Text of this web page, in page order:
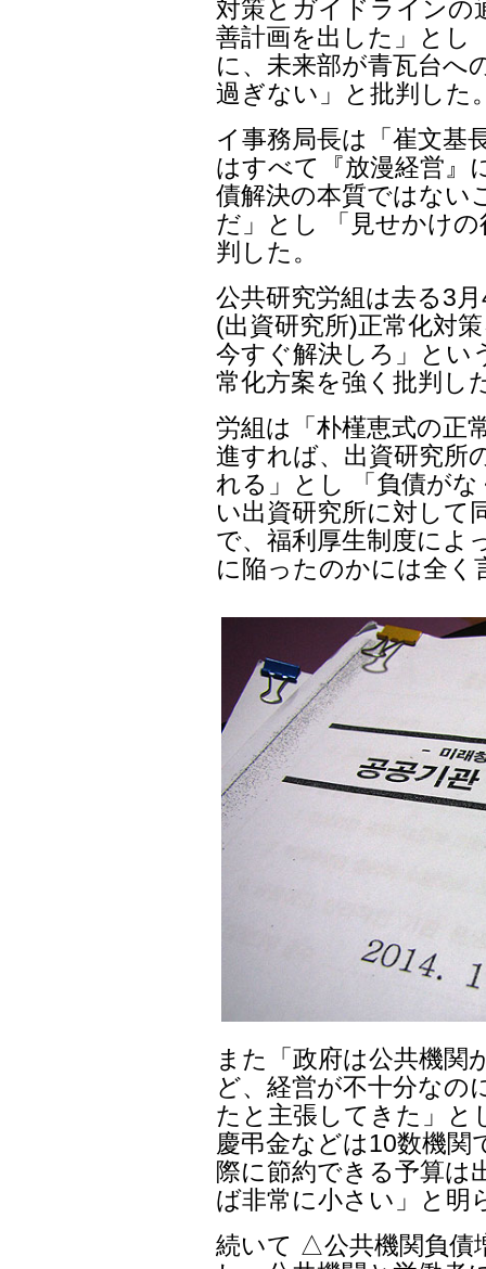
対策とガイドラインの
善計画を出した」とし
に、未来部が青瓦台へ
過ぎない」と批判した
イ事務局長は「崔文基
はすべて『放漫経営』
債解決の本質ではない
だ」とし 「見せかけ
判した。
公共研究労組は去る3
(出資研究所)正常化対
今すぐ解決しろ」とい
常化方案を強く批判し
労組は「朴槿恵式の正
進すれば、出資研究所
れる」とし 「負債が
い出資研究所に対して
で、福利厚生制度によ
に陥ったのかには全く
また「政府は公共機関
ど、経営が不十分なの
たと主張してきた」と
慶弔金などは10数機
際に節約できる予算は
ば非常に小さい」と明
続いて △公共機関負債